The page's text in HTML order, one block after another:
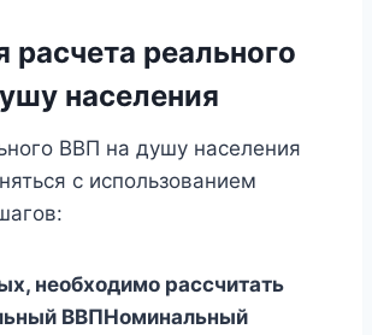
расчета реального
населения
ВВП на душу населения
с использованием
необходимо рассчитать
ВВПНоминальный